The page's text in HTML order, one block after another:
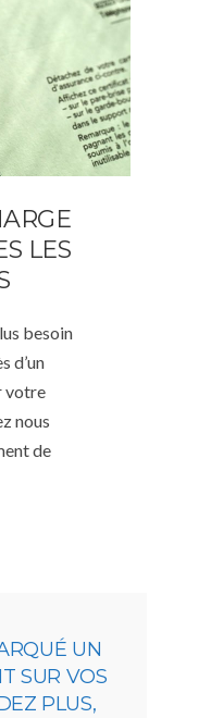
LES
besoin
d’un
votre
nous
de
UN
SUR VOS
PLUS,